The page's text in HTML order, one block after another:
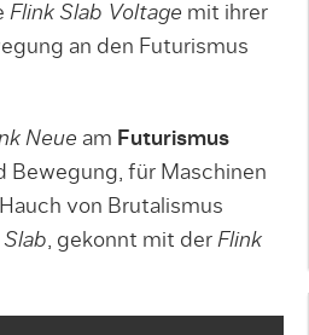
Flink Slab Voltage mit ihrer
an den Futurismus
Neue am Futurismus
Bewegung, für Maschinen
von Brutalismus
, gekonnt mit der Flink